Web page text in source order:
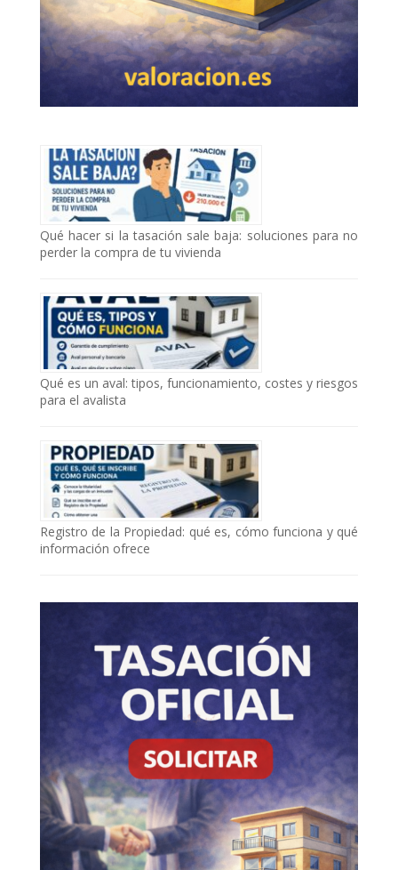
Qué hacer si la tasación sale baja: soluciones para no
perder la compra de tu vivienda
Qué es un aval: tipos, funcionamiento, costes y riesgos
para el avalista
Registro de la Propiedad: qué es, cómo funciona y qué
información ofrece